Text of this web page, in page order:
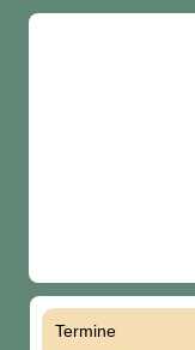
Termine